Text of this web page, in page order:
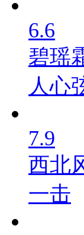
6.6
碧瑶
人心
7.9
西北
一击